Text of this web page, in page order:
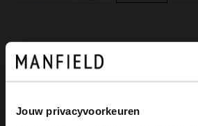
Jouw privacyvoorkeuren
Produktbeschreibung